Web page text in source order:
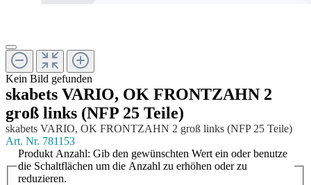
Kein Bild gefunden
skabets VARIO, OK FRONTZAHN 2
groß links (NFP 25 Teile)
skabets VARIO, OK FRONTZAHN 2 groß links (NFP 25 Teile)
Art. Nr. 781153
Produkt Anzahl: Gib den gewünschten Wert ein oder benutze
die Schaltflächen um die Anzahl zu erhöhen oder zu
reduzieren.